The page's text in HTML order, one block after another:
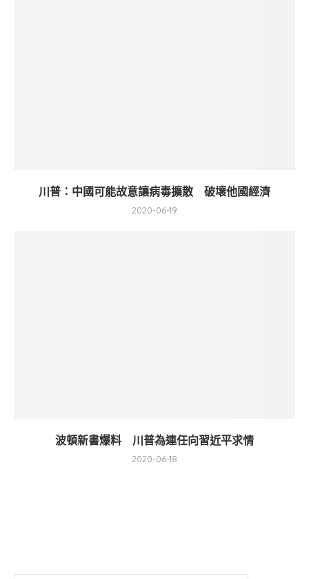
川普：中國可能故意讓病毒擴散 破壞他國經濟
2020-06-19
波頓新書爆料 川普為連任向習近平求情
2020-06-18